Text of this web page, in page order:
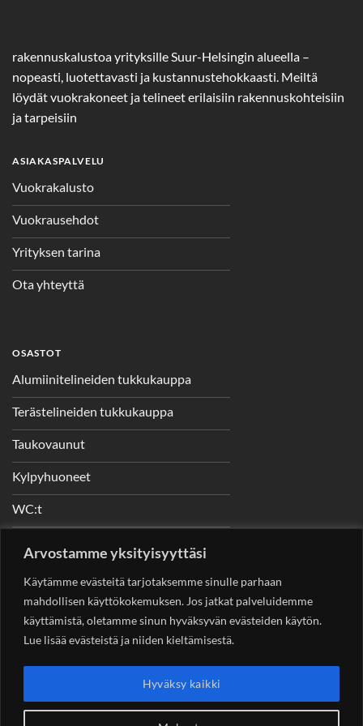
Arvostamme yksityisyyttäsi
Käytämme evästeitä tarjotaksemme sinulle parhaan
mahdollisen käyttökokemuksen. Jos jatkat palveluidemme
käyttämistä, oletamme sinun hyväksyvän evästeiden käytön.
Lue lisää evästeistä ja niiden kieltämisestä.
Hyväksy kaikki
rakennuskalustoa yrityksille Suur-Helsingin alueella –
nopeasti, luotettavasti ja kustannustehokkaasti. Meiltä
löydät vuokrakoneet ja telineet erilaisiin rakennuskohteisiin
ja tarpeisiin
ASIAKASPALVELU
Vuokrakalusto
Vuokrausehdot
Yrityksen tarina
Ota yhteyttä
OSASTOT
Alumiinitelineiden tukkukauppa
Terästelineiden tukkukauppa
Taukovaunut
Kylpyhuoneet
WC:t
YHTEYSTIEDOT
Helsingin Rakennuskonevuokraus OySotungintie 449,
00890 Helsinki 0400 99 53 63
asiakaspalvelu@rakennuskonevuokraus.fi